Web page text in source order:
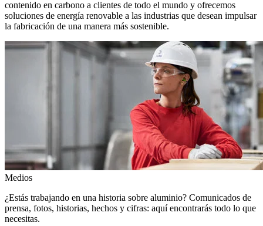
contenido en carbono a clientes de todo el mundo y ofrecemos
soluciones de energía renovable a las industrias que desean impulsar
la fabricación de una manera más sostenible.
Medios
¿Estás trabajando en una historia sobre aluminio? Comunicados de
prensa, fotos, historias, hechos y cifras: aquí encontrarás todo lo que
necesitas.